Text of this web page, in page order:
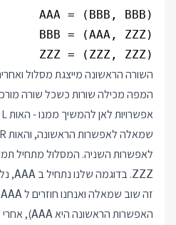
ZZZ = (ZZZ, ZZZ)
השורה הראשונה מייצגת מסלול
המפה מכילה שורות כשכל שורה
לאפשרות השניה. המסלול מתחיל
ZZZ. בדוגמה שלנו נתחיל ב AAA
,
זה שוב שמאלה ואנחנו חוזרים לAAA
האפשרות הראשונה היאAAA), אחרי